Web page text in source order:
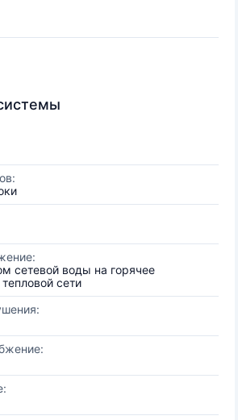
сетевой воды на горячее
сети